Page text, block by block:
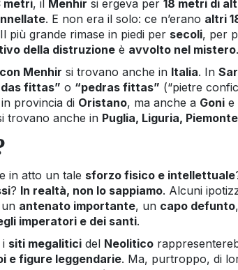
metri, il Menhir si ergeva per 18 metri di
. E non era il solo: ce n’erano altri
più grande rimase in piedi per secoli, per
della distruzione è avvolto nel mistero.
Menhir si trovano anche in Italia. In
fittas” o “pedras fittas” (“pietre
provincia di Oristano, ma anche a Goni e
trovano anche in Puglia, Liguria,
in atto un tale sforzo fisico e intellettuale
? In realtà, non lo sappiamo. Alcuni
antenato importante, un capo defunto
imperatori e dei santi.
i siti megalitici del Neolitico
e figure leggendarie. Ma, purtroppo, di